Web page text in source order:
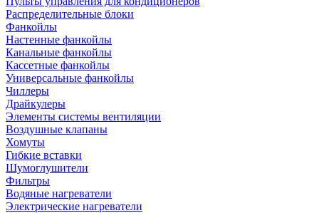
Распределительные блоки
Фанкойлы
Настенные фанкойлы
Канальные фанкойлы
Кассетные фанкойлы
Универсальные фанкойлы
Чиллеры
Драйкулеры
Элементы системы вентиляции
Воздушные клапаны
Хомуты
Гибкие вставки
Шумоглушители
Фильтры
Водяные нагреватели
Электрические нагреватели